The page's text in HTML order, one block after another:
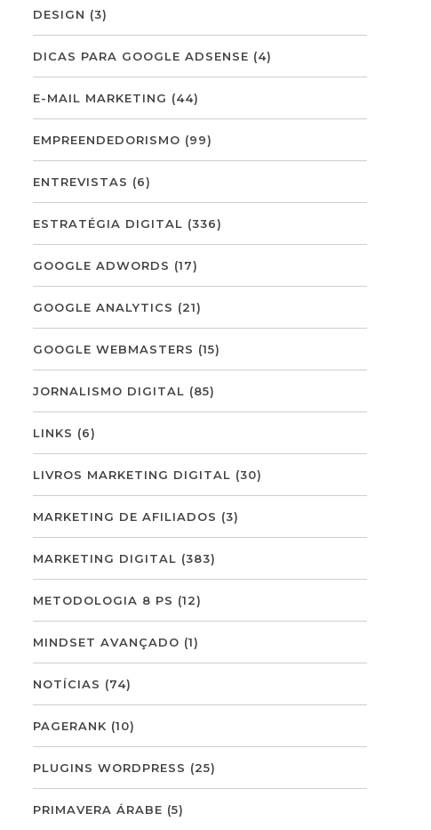
DESIGN (3)
DICAS PARA GOOGLE ADSENSE (4)
E-MAIL MARKETING (44)
EMPREENDEDORISMO (99)
ENTREVISTAS (6)
ESTRATÉGIA DIGITAL (336)
GOOGLE ADWORDS (17)
GOOGLE ANALYTICS (21)
GOOGLE WEBMASTERS (15)
JORNALISMO DIGITAL (85)
LINKS (6)
LIVROS MARKETING DIGITAL (30)
MARKETING DE AFILIADOS (3)
MARKETING DIGITAL (383)
METODOLOGIA 8 PS (12)
MINDSET AVANÇADO (1)
NOTÍCIAS (74)
PAGERANK (10)
PLUGINS WORDPRESS (25)
PRIMAVERA ÁRABE (5)